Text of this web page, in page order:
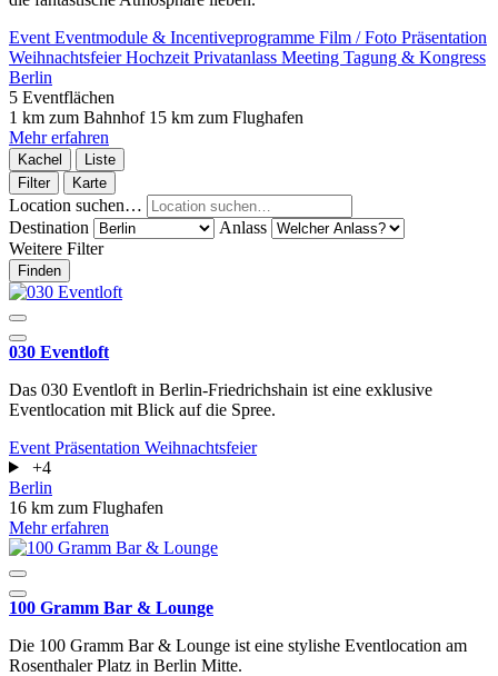
Event Eventmodule & Incentiveprogramme Film / Foto Präsentation
WeihnachtsfeierHochzeit Privatanlass Meeting Tagung & Kongress
Berlin
5 Eventflächen
1 km zum Bahnhof 15 km zum Flughafen
Mehr erfahren
Kachel
Liste
Filter
Karte
Location suchen…
Destination
Anlass
Weitere Filter
Finden
030 Eventloft
Das 030 Eventloft in Berlin-Friedrichshain ist eine exklusive
Eventlocation mit Blick auf die Spree.
Event Präsentation Weihnachtsfeier
+4
Berlin
16 km zum Flughafen
Mehr erfahren
100 Gramm Bar & Lounge
Die 100 Gramm Bar & Lounge ist eine stylishe Eventlocation am
Rosenthaler Platz in Berlin Mitte.